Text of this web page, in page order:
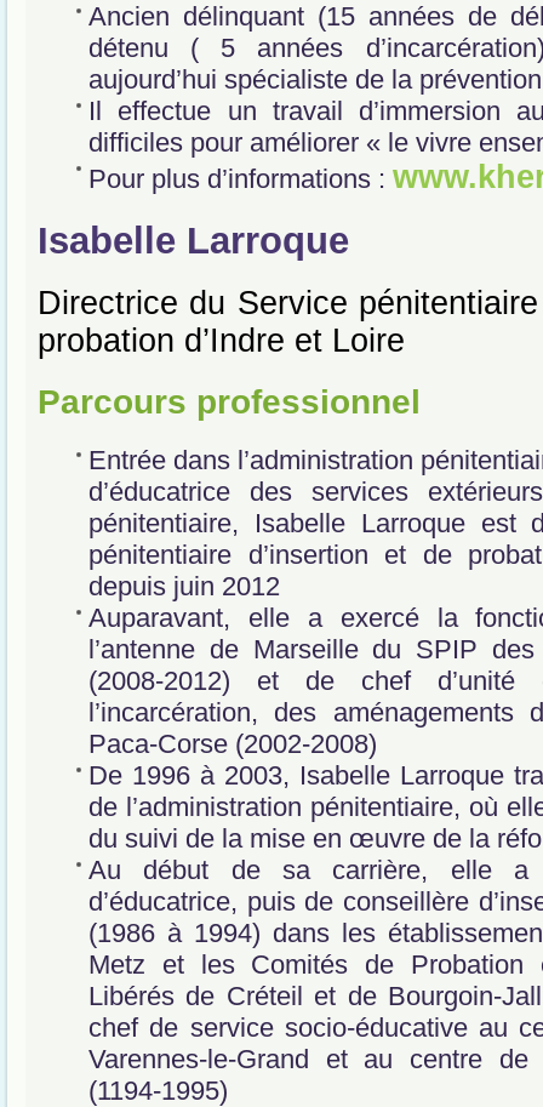
Ancien délinquant (15 années de
détenu ( 5 années
aujourd’hui spécialiste de la
Il effectue un travail d’immersion
difficiles pour améliorer « le vivre
Pour plus d’informations :
Isabelle Larroque
Directrice du Service
probation d’Indre et Loire
Parcours professionnel
Entrée dans l’administration
d’éducatrice des services
pénitentiaire, Isabelle Larroque est
pénitentiaire d’insertion et de
depuis juin 2012
Auparavant, elle a exercé la
l’antenne de Marseille du SPIP
(2008-2012) et de chef d’unité
l’incarcération, des
Paca-Corse (2002-2008)
De 1996 à 2003, Isabelle Larroque
de l’administration pénitentiaire, où
du suivi de la mise en œuvre de la
Au début de sa carrière, elle a
d’éducatrice, puis de conseillère
(1986 à 1994) dans les
Metz et les Comités de Probation
Libérés de Créteil et de Bourgoin-
chef de service socio-éducative au
Varennes-le-Grand et au centre
(1194-1995)